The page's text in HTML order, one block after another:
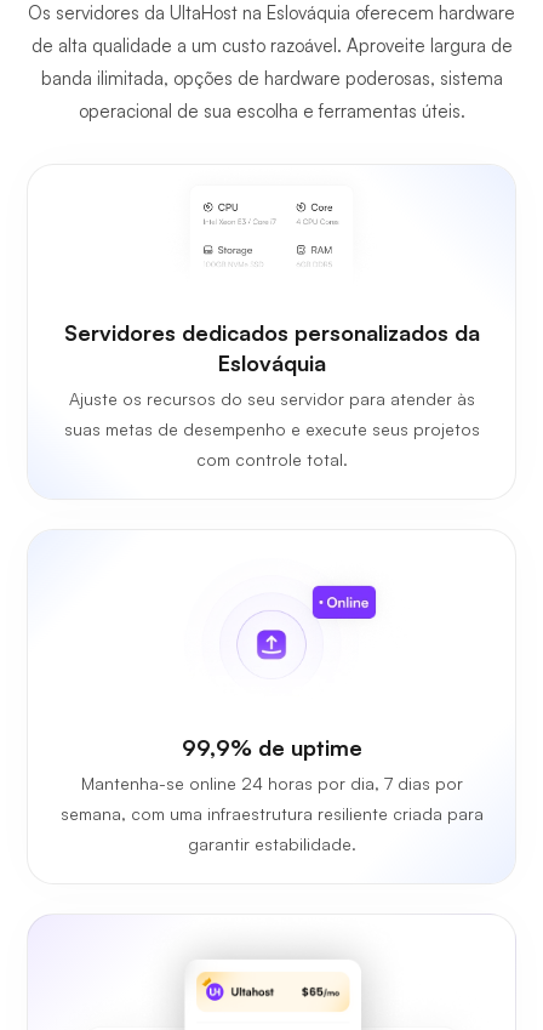
Os servidores da UltaHost na Eslováquia oferecem hardware
de alta qualidade a um custo razoável. Aproveite largura de
banda ilimitada, opções de hardware poderosas, sistema
operacional de sua escolha e ferramentas úteis.
Servidores dedicados personalizados da
Eslováquia
Ajuste os recursos do seu servidor para atender às
suas metas de desempenho e execute seus projetos
com controle total.
99,9% de uptime
Mantenha-se online 24 horas por dia, 7 dias por
semana, com uma infraestrutura resiliente criada para
garantir estabilidade.